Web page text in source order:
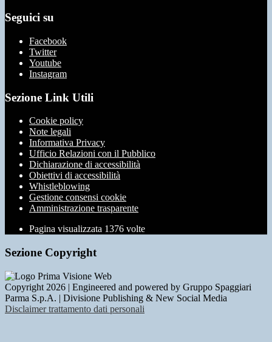
Seguici su
Facebook
Twitter
Youtube
Instagram
Sezione Link Utili
Cookie policy
Note legali
Informativa Privacy
Ufficio Relazioni con il Pubblico
Dichiarazione di accessibilità
Obiettivi di accessibilità
Whistleblowing
Gestione consensi cookie
Amministrazione trasparente
Pagina visualizzata 1376 volte
Sezione Copyright
Copyright 2026 | Engineered and powered by Gruppo Spaggiari
Parma S.p.A. | Divisione Publishing & New Social Media
Disclaimer trattamento dati personali